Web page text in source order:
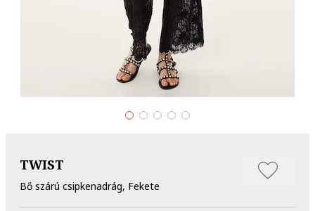
TWIST
Bő szárú csipkenadrág, Fekete